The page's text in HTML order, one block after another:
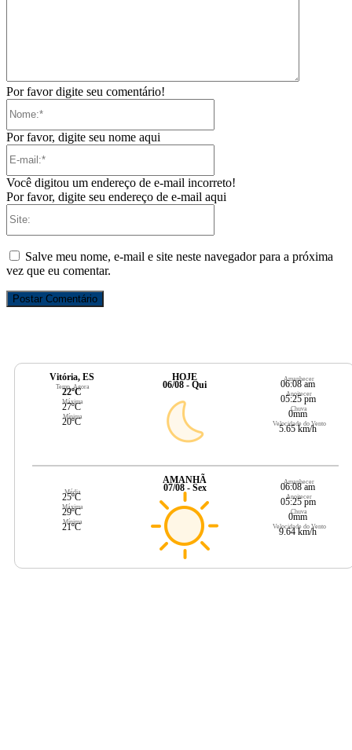
Por favor digite seu comentário!
Por favor, digite seu nome aqui
Você digitou um endereço de e-mail incorreto!
Por favor, digite seu endereço de e-mail aqui
Salve meu nome, e-mail e site neste navegador para a próxima
vez que eu comentar.
Vitória, ES
Temp. Agora
22ºC
Máxima
27ºC
Mínima
20ºC
HOJE
06/08 - Qui
Amanhecer
06:08 am
Anoitecer
05:25 pm
Chuva
0mm
Velocidade do Vento
5.65 km/h
Média
25ºC
Máxima
29ºC
Mínima
21ºC
AMANHÃ
07/08 - Sex
Amanhecer
06:08 am
Anoitecer
05:25 pm
Chuva
0mm
Velocidade do Vento
9.64 km/h